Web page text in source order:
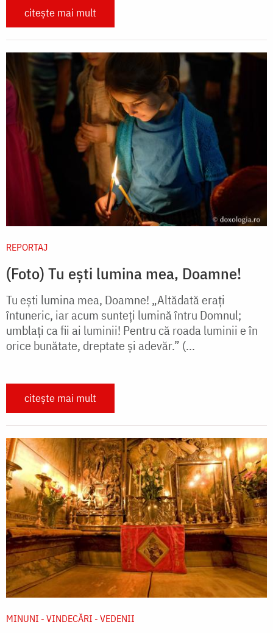
citește mai mult
REPORTAJ
(Foto) Tu ești lumina mea, Doamne!
Tu ești lumina mea, Doamne! „Altădată erați
întuneric, iar acum sunteți lumină întru Domnul;
umblați ca fii ai luminii! Pentru că roada luminii e în
orice bunătate, dreptate și adevăr.” (...
citește mai mult
MINUNI - VINDECĂRI - VEDENII